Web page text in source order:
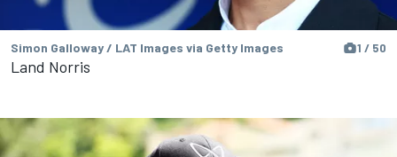
Simon Galloway / LAT Images via Getty Images 1 / 50
Land Norris